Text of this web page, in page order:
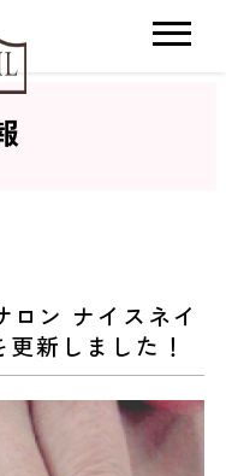
ン ナイスネイ
新しました！